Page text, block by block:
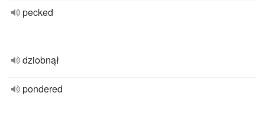
pecked
dziobnął
pondered